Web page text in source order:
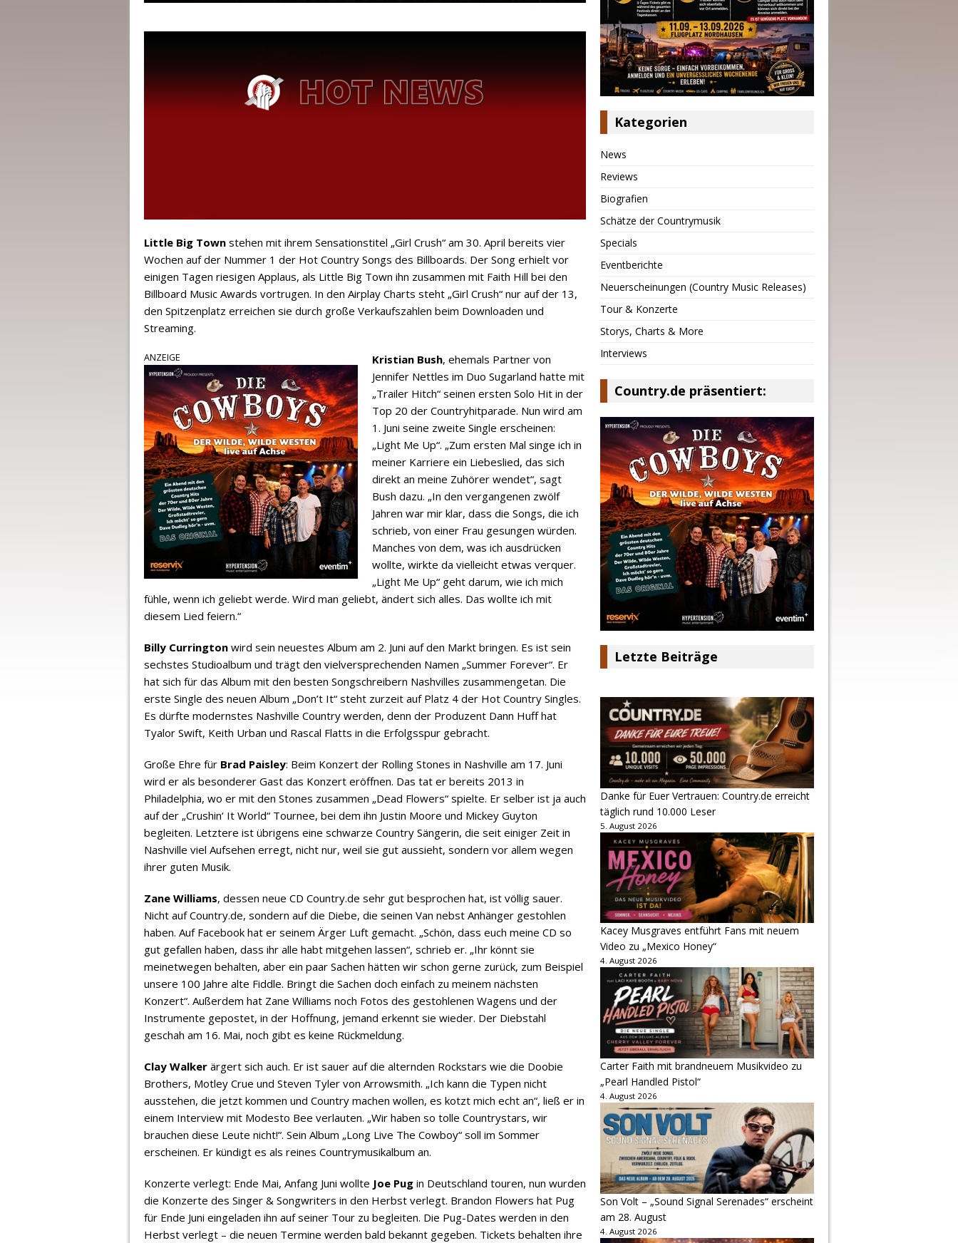
Little Big Town stehen mit ihrem Sensationstitel „Girl Crush“ am 30. April bereits vier
Wochen auf der Nummer 1 der Hot Country Songs des Billboards. Der Song erhielt vor
einigen Tagen riesigen Applaus, als Little Big Town ihn zusammen mit Faith Hill bei den
Billboard Music Awards vortrugen. In den Airplay Charts steht „Girl Crush“ nur auf der 13,
den Spitzenplatz erreichen sie durch große Verkaufszahlen beim Downloaden und
Streaming.
ANZEIGE Kristian Bush, ehemals Partner von
Jennifer Nettles im Duo Sugarland hatte mit
„Trailer Hitch“ seinen ersten Solo Hit in der
Top 20 der Countryhitparade. Nun wird am
1. Juni seine zweite Single erscheinen:
„Light Me Up“. „Zum ersten Mal singe ich in
meiner Karriere ein Liebeslied, das sich
direkt an meine Zuhörer wendet“, sagt
Bush dazu. „In den vergangenen zwölf
Jahren war mir klar, dass die Songs, die ich
schrieb, von einer Frau gesungen würden.
Manches von dem, was ich ausdrücken
wollte, wirkte da vielleicht etwas verquer.
„Light Me Up“ geht darum, wie ich mich
fühle, wenn ich geliebt werde. Wird man geliebt, ändert sich alles. Das wollte ich mit
diesem Lied feiern.“
Billy Currington wird sein neuestes Album am 2. Juni auf den Markt bringen. Es ist sein
sechstes Studioalbum und trägt den vielversprechenden Namen „Summer Forever“. Er
hat sich für das Album mit den besten Songschreibern Nashvilles zusammengetan. Die
erste Single des neuen Album „Don’t It“ steht zurzeit auf Platz 4 der Hot Country Singles.
Es dürfte modernstes Nashville Country werden, denn der Produzent Dann Huff hat
Tyalor Swift, Keith Urban und Rascal Flatts in die Erfolgsspur gebracht.
Große Ehre für Brad Paisley: Beim Konzert der Rolling Stones in Nashville am 17. Juni
wird er als besonderer Gast das Konzert eröffnen. Das tat er bereits 2013 in
Philadelphia, wo er mit den Stones zusammen „Dead Flowers“ spielte. Er selber ist ja auch
auf der „Crushin‘ It World“ Tournee, bei dem ihn Justin Moore und Mickey Guyton
begleiten. Letztere ist übrigens eine schwarze Country Sängerin, die seit einiger Zeit in
Nashville viel Aufsehen erregt, nicht nur, weil sie gut aussieht, sondern vor allem wegen
ihrer guten Musik.
Zane Williams, dessen neue CD Country.de sehr gut besprochen hat, ist völlig sauer.
Nicht auf Country.de, sondern auf die Diebe, die seinen Van nebst Anhänger gestohlen
haben. Auf Facebook hat er seinem Ärger Luft gemacht. „Schön, dass euch meine CD so
gut gefallen haben, dass ihr alle habt mitgehen lassen“, schrieb er. „Ihr könnt sie
meinetwegen behalten, aber ein paar Sachen hätten wir schon gerne zurück, zum Beispiel
unsere 100 Jahre alte Fiddle. Bringt die Sachen doch einfach zu meinem nächsten
Konzert“. Außerdem hat Zane Williams noch Fotos des gestohlenen Wagens und der
Instrumente gepostet, in der Hoffnung, jemand erkennt sie wieder. Der Diebstahl
geschah am 16. Mai, noch gibt es keine Rückmeldung.
Clay Walker ärgert sich auch. Er ist sauer auf die alternden Rockstars wie die Doobie
Brothers, Motley Crue und Steven Tyler von Arrowsmith. „Ich kann die Typen nicht
ausstehen, die jetzt kommen und Country machen wollen, es kotzt mich echt an“, ließ er in
einem Interview mit Modesto Bee verlauten. „Wir haben so tolle Countrystars, wir
brauchen diese Leute nicht!“. Sein Album „Long Live The Cowboy“ soll im Sommer
erscheinen. Er kündigt es als reines Countrymusikalbum an.
Konzerte verlegt: Ende Mai, Anfang Juni wollte Joe Pug in Deutschland touren, nun wurden
die Konzerte des Singer & Songwriters in den Herbst verlegt. Brandon Flowers hat Pug
für Ende Juni eingeladen ihn auf seiner Tour zu begleiten. Die Pug-Dates werden in den
Herbst verlegt – die neuen Termine werden bald bekannt gegeben. Tickets behalten ihre
Kategorien
News
Reviews
Biografien
Schätze der Countrymusik
Specials
Eventberichte
Neuerscheinungen (Country Music Releases)
Tour & Konzerte
Storys, Charts & More
Interviews
Country.de präsentiert:
Letzte Beiträge
Danke für Euer Vertrauen: Country.de erreicht
täglich rund 10.000 Leser
5. August 2026
Kacey Musgraves entführt Fans mit neuem
Video zu „Mexico Honey“
4. August 2026
Carter Faith mit brandneuem Musikvideo zu
„Pearl Handled Pistol“
4. August 2026
Son Volt – „Sound Signal Serenades“ erscheint
am 28. August
4. August 2026